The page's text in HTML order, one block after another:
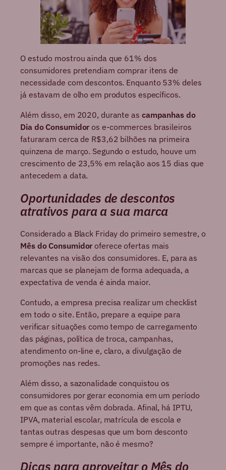
O estudo mostrou ainda que 61% dos
consumidores pretendiam comprar itens de
necessidade com descontos. Enquanto 53% deles
já estavam de olho em produtos específicos.
Além disso, em 2020, durante as campanhas do
Dia do Consumidor os e-commerces brasileiros
faturaram cerca de R$3,62 bilhões na primeira
quinzena de março. Segundo o estudo, houve um
crescimento de 23,5% em relação aos 15 dias que
antecedem a data.
Oportunidades de descontos
atrativos para a sua marca
Considerado a Black Friday do primeiro semestre, o
Mês do Consumidor oferece ofertas mais
relevantes na visão dos consumidores. E, para as
marcas que se planejam de forma adequada, a
expectativa de venda é ainda maior.
Contudo, a empresa precisa realizar um checklist
em todo o site. Então, prepare a equipe para
verificar situações como tempo de carregamento
das páginas, política de troca, campanhas,
atendimento on-line e, claro, a divulgação de
promoções nas redes.
Além disso, a sazonalidade conquistou os
consumidores por gerar economia em um período
em que as contas vêm dobrada. Afinal, há IPTU,
IPVA, material escolar, matrícula de escola e
tantas outras despesas que um bom desconto
sempre é importante, não é mesmo?
Dicas para aproveitar o Mês do